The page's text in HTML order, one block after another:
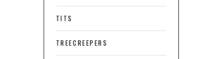
TITS
TREECREEPERS